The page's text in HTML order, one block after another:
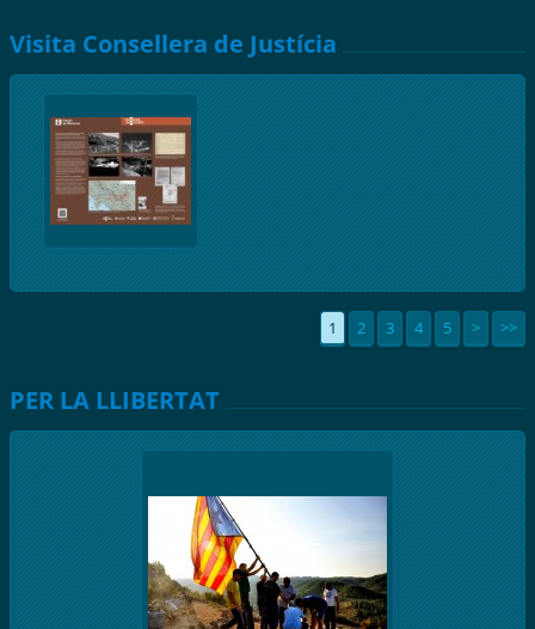
Visita Consellera de Justícia
1 2 3 4 5 > >>
PER LA LLIBERTAT